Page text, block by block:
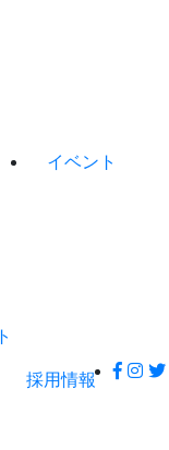
イベント
採用情報